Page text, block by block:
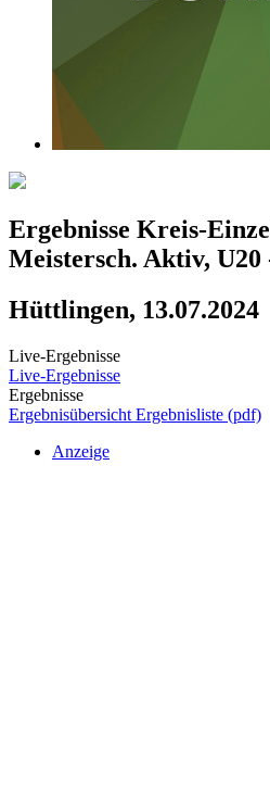
Ergebnisse Kreis-
Meistersch. Aktiv, U20
Hüttlingen, 13.07.2024
Live-Ergebnisse
Live-Ergebnisse
Ergebnisse
Ergebnisübersicht Ergebnisliste (pdf)
Anzeige